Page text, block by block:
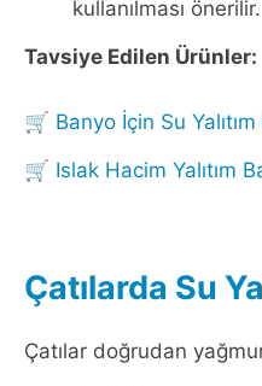
kullanılması önerilir.
Tavsiye Edilen Ürünler:
🛒 Banyo İçin Su
🛒 Islak Hacim Yalıtım
Çatılarda Su
Çatılar doğrudan